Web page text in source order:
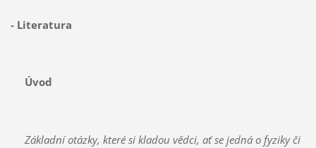
- Literatura
Úvod
Základní otázky, které si kladou vědci, ať se jedná o fyziky či